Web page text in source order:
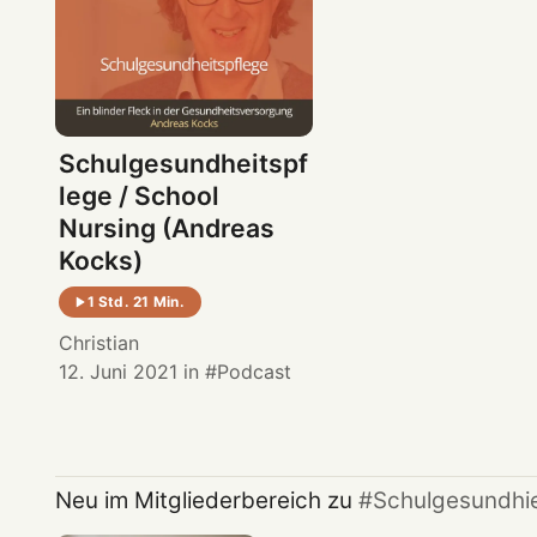
Schulgesundheitspf
lege / School
Nursing (Andreas
Kocks)
1 Std. 21 Min.
Christian
12. Juni 2021 in Podcast
Neu im Mitgliederbereich zu